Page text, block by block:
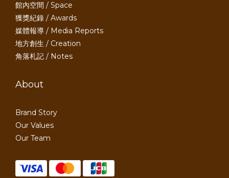
館內空間 / Space
獲獎紀錄 / Awards
媒體報導 / Media Reports
地方創生 / Creation
角落札記 / Notes
About
Brand Story
Our Values
Our Team